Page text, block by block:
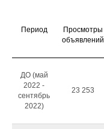
Период
Просмотры
объявлений
ДО (май
2022 -
сентябрь
2022)
23 253